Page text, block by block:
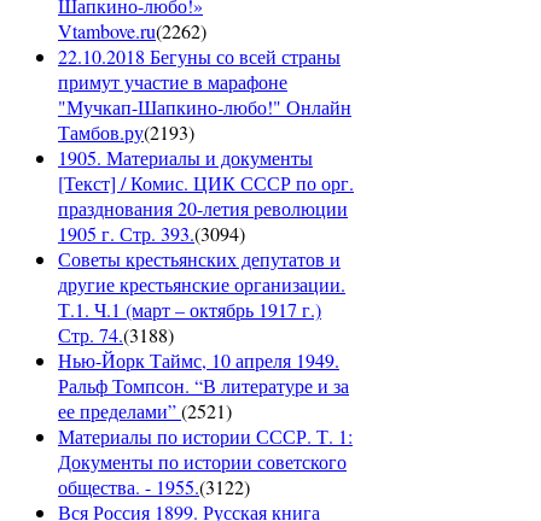
Шапкино-любо!»
Vtambove.ru(2262)
22.10.2018 Бегуны со всей страны
примут участие в марафоне
"Мучкап-Шапкино-любо!" Онлайн
Тамбов.ру(2193)
1905. Материалы и документы
[Текст] / Комис. ЦИК СССР по орг.
празднования 20-летия революции
1905 г. Стр. 393.(3094)
Советы крестьянских депутатов и
другие крестьянские организации.
Т.1. Ч.1 (март – октябрь 1917 г.)
Стр. 74.(3188)
Нью-Йорк Таймс, 10 апреля 1949.
Ральф Томпсон. “В литературе и за
ее пределами”(2521)
Материалы по истории СССР. Т. 1:
Документы по истории советского
общества. - 1955.(3122)
Вся Россия 1899. Русская книга